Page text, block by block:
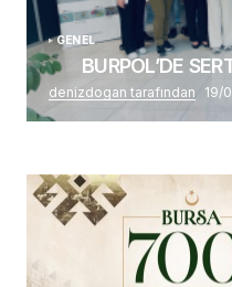
GENEL
BURPOL’DE
denizdogan tarafından 19/